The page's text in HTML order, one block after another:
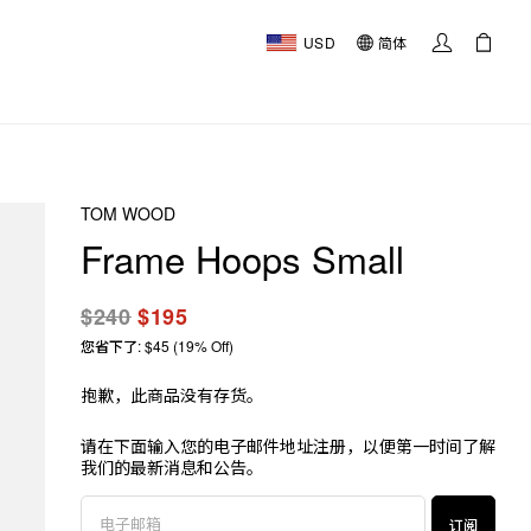
USD 简体
TOM WOOD
Frame Hoops Small
$240$195
您省下了: $45 (19% Off)
抱歉，此商品没有存货。
请在下面输入您的电子邮件地址注册，以便第一时间了解
我们的最新消息和公告。
订阅